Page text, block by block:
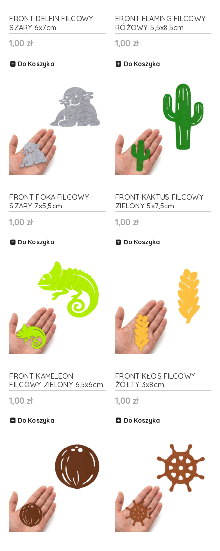
FRONT DELFIN FILCOWY
SZARY 6x7cm
1,00 zł
Do Koszyka
FRONT FLAMING FILCOWY
RÓŻOWY 5,5x8,5cm
1,00 zł
Do Koszyka
FRONT FOKA FILCOWY
SZARY 7x5,5cm
1,00 zł
Do Koszyka
FRONT KAKTUS FILCOWY
ZIELONY 5x7,5cm
1,00 zł
Do Koszyka
FRONT KAMELEON
FILCOWY ZIELONY 6,5x6cm
1,00 zł
Do Koszyka
FRONT KŁOS FILCOWY
ŻÓŁTY 3x8cm
1,00 zł
Do Koszyka